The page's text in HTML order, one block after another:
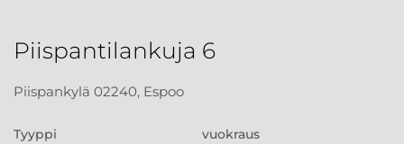
Piispantilankuja 6
Piispankylä 02240, Espoo
Tyyppi vuokraus